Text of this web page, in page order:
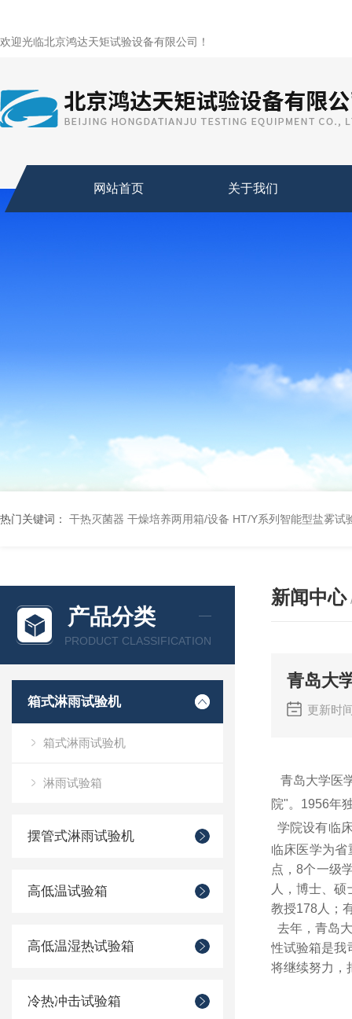
欢迎光临北京鸿达天矩试验设备有限公司！
网站首页 关于我们
热门关键词： 干热灭菌器 干燥培养两用箱/设备 HT/Y系列智能型盐雾试
产品分类
PRODUCT CLASSIFICATION
箱式淋雨试验机
箱式淋雨试验机
淋雨试验箱
摆管式淋雨试验机
高低温试验箱
高低温湿热试验箱
冷热冲击试验箱
新闻中心
青岛大
更新时
青岛大学医
院"。1956年
学院设有临
临床医学为
点，8个一级
人，博士、
教授178人；
去年，青岛
性试验箱是我
将继续努力，